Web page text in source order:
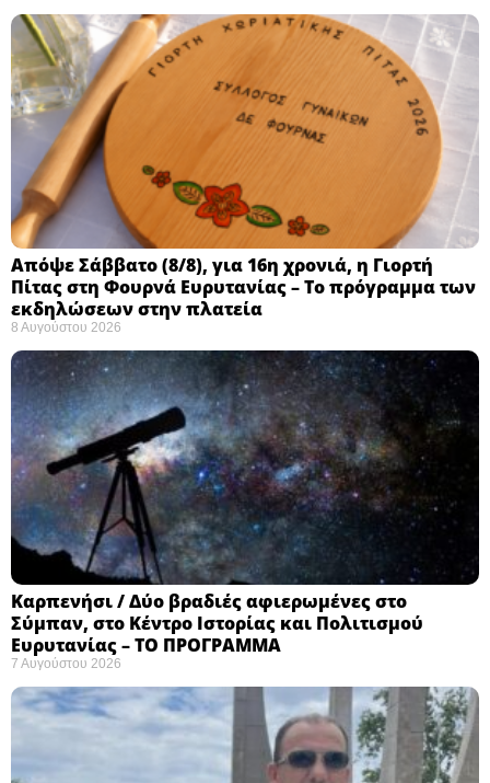
Απόψε Σάββατο (8/8), για 16η χρονιά, η Γιορτή
Πίτας στη Φουρνά Ευρυτανίας – Το πρόγραμμα των
εκδηλώσεων στην πλατεία
8 Αυγούστου 2026
Καρπενήσι / Δύο βραδιές αφιερωμένες στο
Σύμπαν, στο Κέντρο Ιστορίας και Πολιτισμού
Ευρυτανίας – ΤΟ ΠΡΟΓΡΑΜΜΑ
7 Αυγούστου 2026